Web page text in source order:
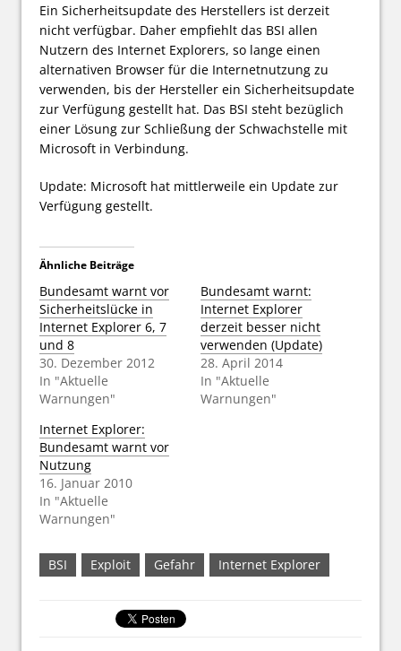
Ein Sicherheitsupdate des Herstellers ist derzeit
nicht verfügbar. Daher empfiehlt das BSI allen
Nutzern des Internet Explorers, so lange einen
alternativen Browser für die Internetnutzung zu
verwenden, bis der Hersteller ein Sicherheitsupdate
zur Verfügung gestellt hat. Das BSI steht bezüglich
einer Lösung zur Schließung der Schwachstelle mit
Microsoft in Verbindung.
Update: Microsoft hat mittlerweile ein Update zur
Verfügung gestellt.
Ähnliche Beiträge
Bundesamt warnt vor
Sicherheitslücke in
Internet Explorer 6, 7
und 8
30. Dezember 2012
In "Aktuelle
Warnungen"
Bundesamt warnt:
Internet Explorer
derzeit besser nicht
verwenden (Update)
28. April 2014
In "Aktuelle
Warnungen"
Internet Explorer:
Bundesamt warnt vor
Nutzung
16. Januar 2010
In "Aktuelle
Warnungen"
BSI Exploit Gefahr Internet Explorer